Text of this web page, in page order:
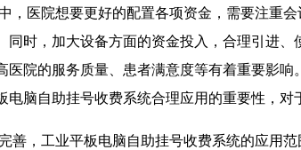
医院想要更好的配置各项资金，需要注重
时，加大设备方面的资金投入，合理引进、
院的服务质量、患者满意度等有着重要影
脑自助挂号收费系统合理应用的重要性，对
，工业平板电脑自助挂号收费系统的应用